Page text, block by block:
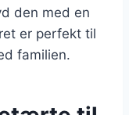
den med en
er perfekt til
familien.